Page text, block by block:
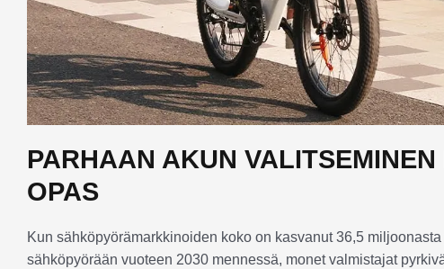
PARHAAN AKUN
OPAS
Kun sähköpyörämarkkinoiden koko on kasvanut 36,5
sähköpyörään vuoteen 2030 mennessä, monet valmistajat